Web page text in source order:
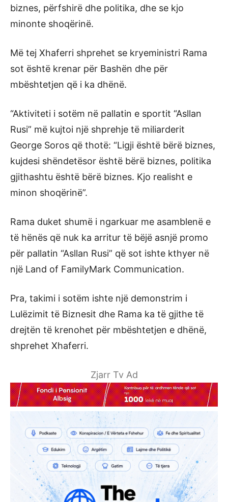
biznes, përfshirë dhe politika, dhe se kjo
minonte shoqërinë.
Më tej Xhaferri shprehet se kryeministri Rama
sot është krenar për Bashën dhe për
mbështetjen që i ka dhënë.
“Aktiviteti i sotëm në pallatin e sportit “Asllan
Rusi” më kujtoi një shprehje të miliarderit
George Soros që thotë: “Ligji është bërë biznes,
kujdesi shëndetësor është bërë biznes, politika
gjithashtu është bërë biznes. Kjo realisht e
minon shoqërinë”.
Rama duket shumë i ngarkuar me asamblenë e
të hënës që nuk ka arritur të bëjë asnjë promo
për pallatin “Asllan Rusi” që sot ishte kthyer në
një Land of FamilyMark Communication.
Pra, takimi i sotëm ishte një demonstrim i
Lulëzimit të Biznesit dhe Rama ka të gjithe të
drejtën të krenohet për mbështetjen e dhënë,
shprehet Xhaferri.
Zjarr Tv Ad